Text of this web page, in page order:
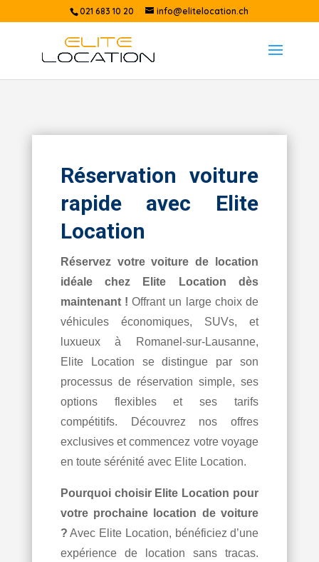
021 683 10 20 info@elitelocation.ch
Réservation voiture
rapide avec Elite
Location
Réservez votre voiture de location
idéale chez Elite Location dès
maintenant ! Offrant un large choix de
véhicules économiques, SUVs, et
luxueux à Romanel-sur-Lausanne,
Elite Location se distingue par son
processus de réservation simple, ses
options flexibles et ses tarifs
compétitifs. Découvrez nos offres
exclusives et commencez votre voyage
en toute sérénité avec Elite Location.
Pourquoi choisir Elite Location pour
votre prochaine location de voiture
? Avec Elite Location, bénéficiez d’une
expérience de location sans tracas.